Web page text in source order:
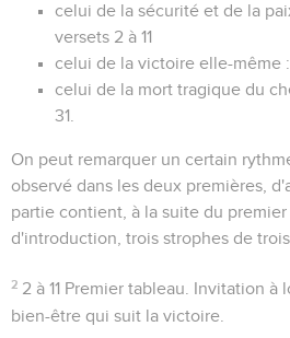
celui de la sécurité et de la
versets 2 à 11
celui de la victoire elle-même :
celui de la mort tragique du
31.
On peut remarquer un certain
observé dans les deux premières,
partie contient, à la suite du
d'introduction, trois strophes de
2 2 à 11 Premier tableau. Invitation à
bien-être qui suit la victoire.